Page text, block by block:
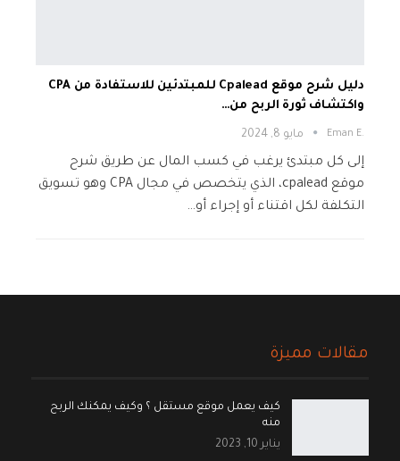
دليل شرح موقع Cpalead للمبتدئين للاستفادة من CPA
واكتشاف ثورة الربح من…
.Eman E مايو 8, 2024
إلى كل مبتدئ يرغب في كسب المال عن طريق شرح
موقع cpalead، الذي يتخصص في مجال CPA وهو تسويق
التكلفة لكل اقتناء أو إجراء أو…
مقالات مميزة
كيف يعمل موقع مستقل ؟ وكيف يمكنك الربح
منه
يناير 10, 2023